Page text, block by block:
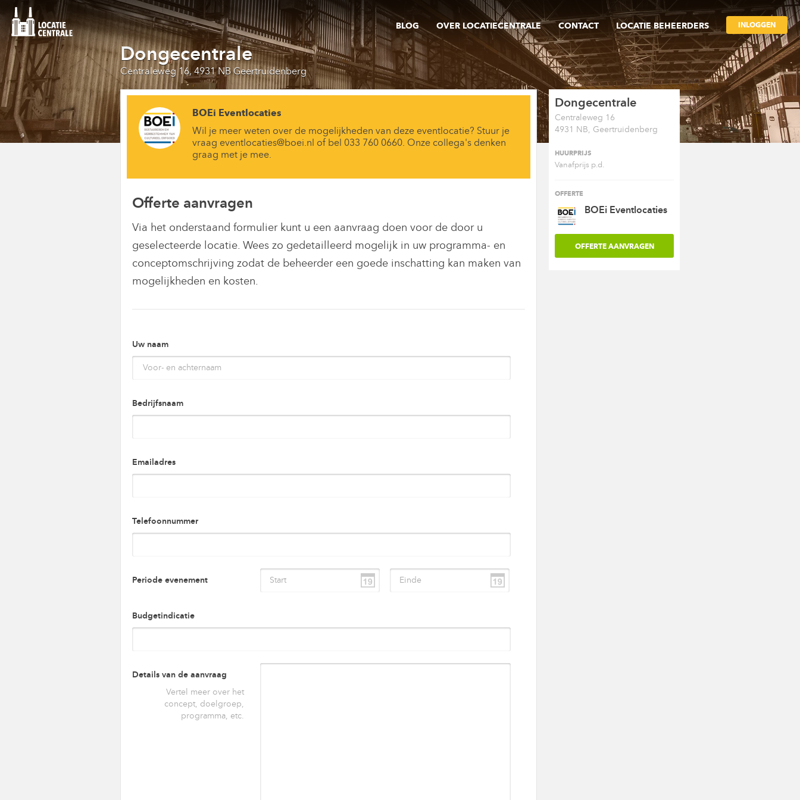
BLOG OVER LOCATIECENTRALE CONTACT LOCATIE BEHEERDERS INLOGGEN
Dongecentrale
Centraleweg 16, 4931 NB Geertruidenberg
BOEi Eventlocaties
Wil je meer weten over de mogelijkheden van deze eventlocatie? Stuur je
vraag eventlocaties@boei.nl of bel 033 760 0660. Onze collega's denken
graag met je mee.
Offerte aanvragen
Via het onderstaand formulier kunt u een aanvraag doen voor de door u
geselecteerde locatie. Wees zo gedetailleerd mogelijk in uw programma- en
conceptomschrijving zodat de beheerder een goede inschatting kan maken van
mogelijkheden en kosten.
Uw naam
Bedrijfsnaam
Emailadres
Telefoonnummer
Periode evenement
Budgetindicatie
Details van de aanvraag
Vertel meer over het
concept, doelgroep,
programma, etc.
Dongecentrale
Centraleweg 16
4931 NB, Geertruidenberg
HUURPRIJS
Vanafprijs p.d.
OFFERTE
BOEi Eventlocaties
OFFERTE AANVRAGEN